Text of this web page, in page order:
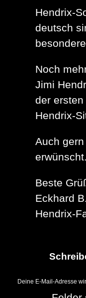
Hendrix-
deutsch
Noch
Jimi
der
Hendrix-
Auch
erwünscht.
Beste
Eckhard B.
Hendrix-
Deine E-Mail-Adresse